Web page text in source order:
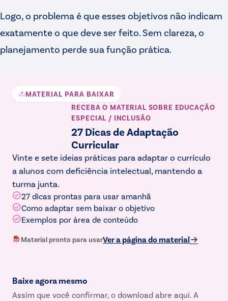
Logo, o problema é que esses objetivos não indicam
exatamente o que deve ser feito. Sem clareza, o
planejamento perde sua função prática.
MATERIAL PARA BAIXAR
RECEBA O MATERIAL SOBRE EDUCAÇÃO
ESPECIAL / INCLUSÃO
27 Dicas de Adaptação
Curricular
Vinte e sete ideias práticas para adaptar o currículo
a alunos com deficiência intelectual, mantendo a
turma junta.
27 dicas prontas para usar amanhã
Como adaptar sem baixar o objetivo
Exemplos por área de conteúdo
Material pronto para usarVer a página do material
Baixe agora mesmo
Assim que você confirmar, o download abre aqui. A